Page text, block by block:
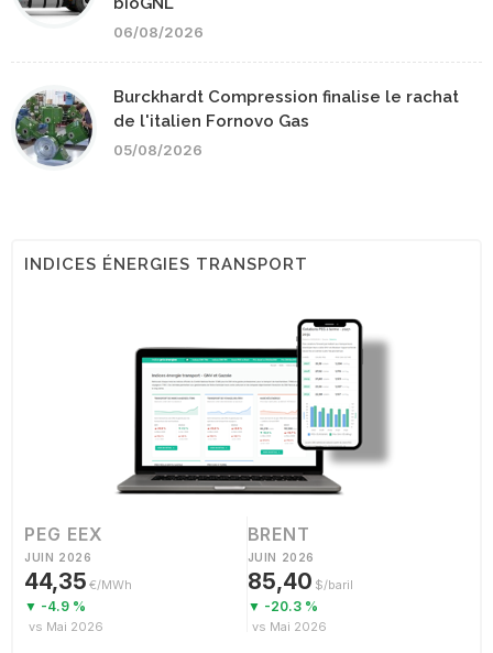
06/08/2026
Burckhardt Compression finalise le rachat
de l'italien Fornovo Gas
05/08/2026
INDICES ÉNERGIES TRANSPORT
PEG EEX
JUIN 2026
44,35 €/MWh
▼ -4.9 %
vs Mai 2026
BRENT
JUIN 2026
85,40 $/baril
▼ -20.3 %
vs Mai 2026